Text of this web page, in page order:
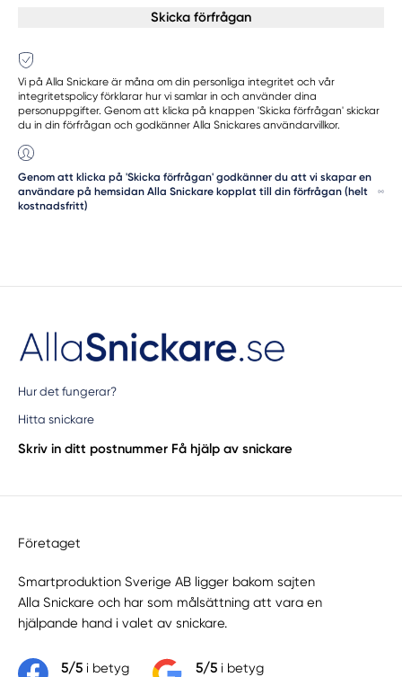
Skicka förfrågan
Vi på Alla Snickare är måna om din personliga integritet och vår
integritetspolicy förklarar hur vi samlar in och använder dina
personuppgifter. Genom att klicka på knappen 'Skicka förfrågan' skickar
du in din förfrågan och godkänner Alla Snickares användarvillkor.
Genom att klicka på 'Skicka förfrågan' godkänner du att vi skapar en
användare på hemsidan Alla Snickare kopplat till din förfrågan (helt
kostnadsfritt)
Hur det fungerar?
Hitta snickare
Skriv in ditt postnummer Få hjälp av snickare
Företaget
Smartproduktion Sverige AB ligger bakom sajten
Alla Snickare och har som målsättning att vara en
hjälpande hand i valet av snickare.
5/5i betyg 5/5i betyg